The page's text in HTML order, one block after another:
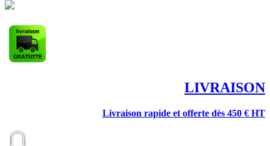
LIVRAISON
Livraison rapide et offerte dès 450 € HT